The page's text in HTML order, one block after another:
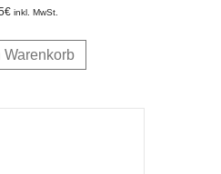
€ inkl. MwSt.
Warenkorb